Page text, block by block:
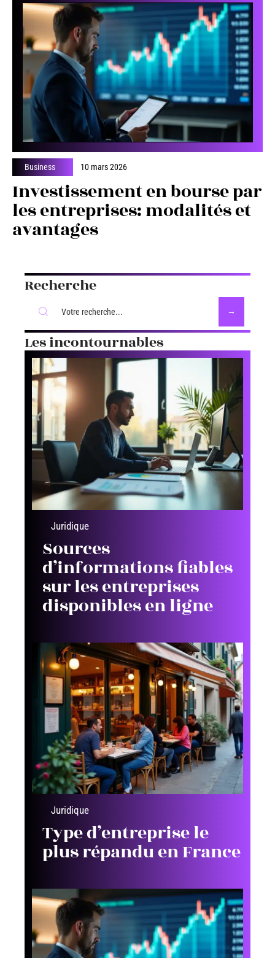
Business 10 mars 2026
Investissement en bourse par
les entreprises: modalités et
avantages
Recherche
Les incontournables
Juridique
Sources
d’informations fiables
sur les entreprises
disponibles en ligne
Juridique
Type d’entreprise le
plus répandu en France